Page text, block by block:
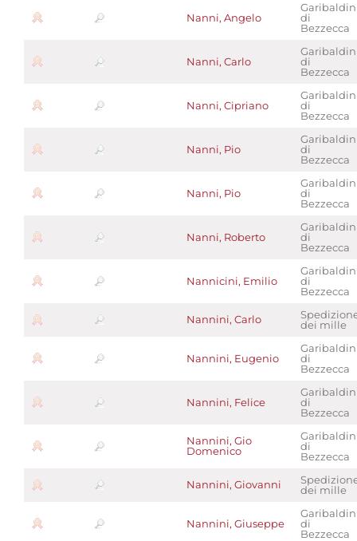
Nanni, Angelo
di
Bezzecca
Nanni, Carlo
di
Bezzecca
Nanni, Cipriano
di
Bezzecca
Nanni, Pio
di
Bezzecca
Nanni, Pio
di
Bezzecca
Nanni, Roberto
di
Bezzecca
Nannicini, Emilio
di
Bezzecca
Nannini, Carlo
dei mille
Nannini, Eugenio
di
Bezzecca
Nannini, Felice
di
Bezzecca
Nannini, Gio
Domenico
di
Bezzecca
Nannini, Giovanni
dei mille
Nannini, Giuseppe
di
Bezzecca